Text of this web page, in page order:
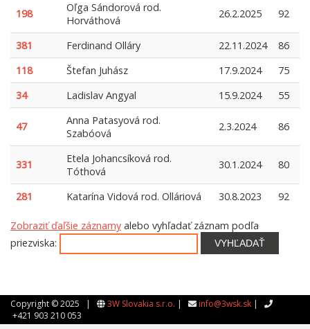
198
Oľga Sándorová rod.
Horváthová
26.2.2025 92
381 Ferdinand Olláry 22.11.2024
86
118
Štefan Juhász 17.9.2024
75
34
Ladislav Angyal 15.9.2024 55
47
Anna Patasyová rod.
Szabóová
2.3.2024 86
331
Etela Johancsíková rod.
Tóthová
30.1.2024 80
281 Katarína Vidová rod. Olláriová 30.8.2023 92
Zobraziť ďaľšie záznamy alebo vyhľadať záznam podľa
priezviska:
VYHĽADAŤ
Copyright © 2025 | 3W Slovakia s.r.o. | info@3wsk.sk |
+421 903 210 053